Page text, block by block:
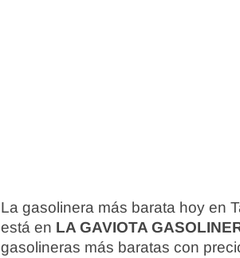
La gasolinera más barata hoy en
está en LA GAVIOTA
gasolineras más baratas con